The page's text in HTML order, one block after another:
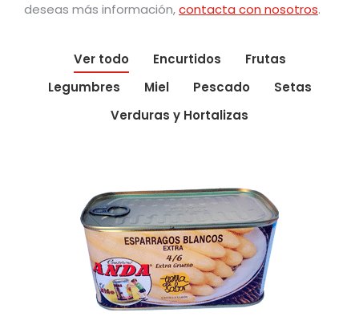
deseas más información,contacta con nosotros.
Ver todo Encurtidos
Frutas
Legumbres
Miel Pescado
Setas
Verduras y Hortalizas